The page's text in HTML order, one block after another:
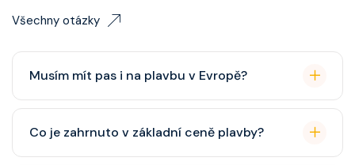
Všechny otázky
Musím mít pas i na plavbu v Evropě?
Pas je vždy lepší, ale občanský průkaz pro plavby po
Evropě stačí. Doporučuje se platnost minimálně 6
měsíců po skončení plavby.
Co je zahrnuto v základní ceně plavby?